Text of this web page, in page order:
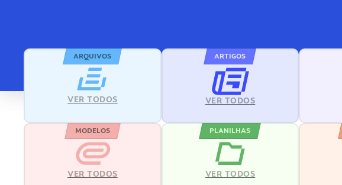
ARQUIVOS
VER TODOS
ARTIGOS
VER TODOS
MODELOS
VER TODOS
PLANILHAS
VER TODOS